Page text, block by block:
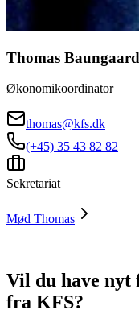
Thomas
Økonomikoordinator
thomas@kfs.dk
(+45) 35 43 82 82
Sekretariat
Mød Thomas
Vil du have nyt
fra KFS?